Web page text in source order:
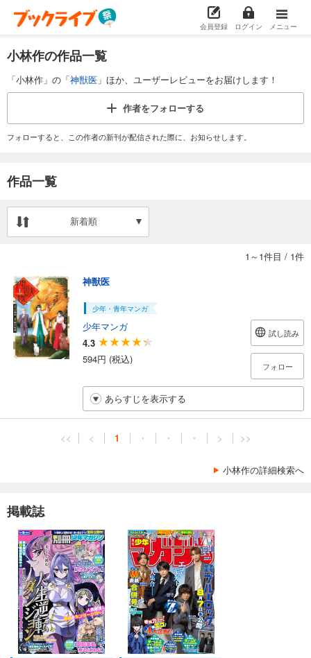
会員登録 ログイン メニュー
小林作の作品一覧
「小林作」の「神獣医 」ほか、ユーザーレビューをお届けします！
作者をフォローする
フォローすると、この作者の新刊が配信された際に、お知らせします。
作品一覧
新着順
1～1件目 / 1件
神獣医
少年・青年マンガ
少年マンガ
4.3
594円 (税込)
試し読み
フォロー
あらすじを表示する
<< < 1 ・ ・ ・ > >>
小林作の詳細検索へ
掲載誌